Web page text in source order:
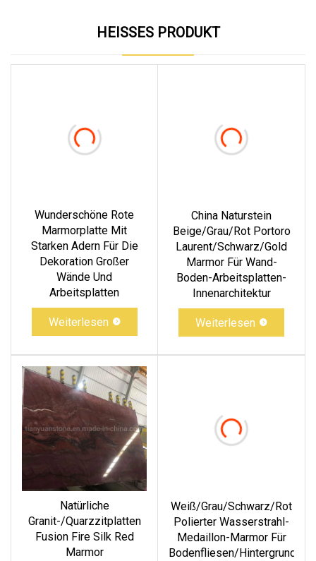
HEISSES PRODUKT
Wunderschöne Rote
Marmorplatte Mit
Starken Adern Für Die
Dekoration Großer
Wände Und
Arbeitsplatten
Weiterlesen
China Naturstein
Beige/Grau/Rot Portoro
Laurent/Schwarz/Gold
Marmor Für Wand-
Boden-Arbeitsplatten-
Innenarchitektur
Weiterlesen
Natürliche
Granit-/Quarzzitplatten
Fusion Fire Silk Red
Marmor
Weiß/Grau/Schwarz/Rot
Polierter Wasserstrahl-
Medaillon-Marmor Für
Bodenfliesen/